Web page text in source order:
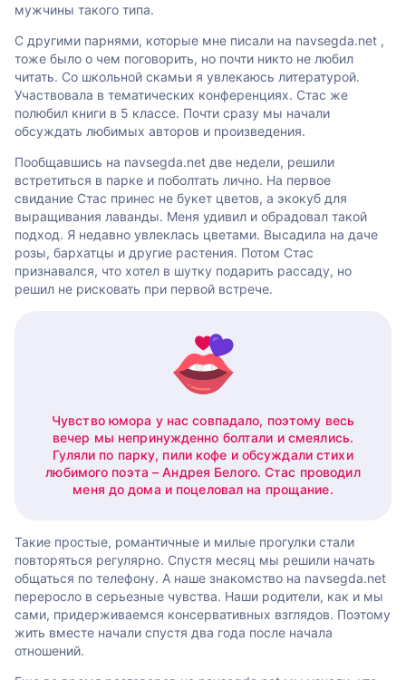
мужчины такого типа.
С другими парнями, которые мне писали на navsegda.net ,
тоже было о чем поговорить, но почти никто не любил
читать. Со школьной скамьи я увлекаюсь литературой.
Участвовала в тематических конференциях. Стас же
полюбил книги в 5 классе. Почти сразу мы начали
обсуждать любимых авторов и произведения.
Пообщавшись на navsegda.net две недели, решили
встретиться в парке и поболтать лично. На первое
свидание Стас принес не букет цветов, а экокуб для
выращивания лаванды. Меня удивил и обрадовал такой
подход. Я недавно увлеклась цветами. Высадила на даче
розы, бархатцы и другие растения. Потом Стас
признавался, что хотел в шутку подарить рассаду, но
решил не рисковать при первой встрече.
Чувство юмора у нас совпадало, поэтому весь
вечер мы непринужденно болтали и смеялись.
Гуляли по парку, пили кофе и обсуждали стихи
любимого поэта – Андрея Белого. Стас проводил
меня до дома и поцеловал на прощание.
Такие простые, романтичные и милые прогулки стали
повторяться регулярно. Спустя месяц мы решили начать
общаться по телефону. А наше знакомство на navsegda.net
переросло в серьезные чувства. Наши родители, как и мы
сами, придерживаемся консервативных взглядов. Поэтому
жить вместе начали спустя два года после начала
отношений.